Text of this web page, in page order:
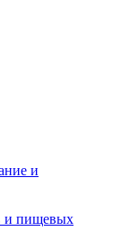
и
и пищевых